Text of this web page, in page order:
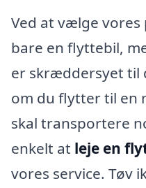
Ved at vælge
bare en flyttebil,
er skræddersyet til
om du flytter til en
skal transportere
enkelt at leje en
vores service. Tøv